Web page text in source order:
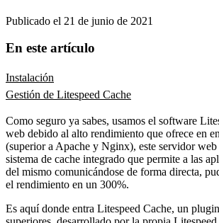
Publicado el 21 de junio de 2021
En este artículo
Instalación
Gestión de Litespeed Cache
Como seguro ya sabes, usamos el software
web debido al alto rendimiento que ofrece en
(superior a Apache y Nginx), este servidor web
sistema de cache integrado que permite a las
del mismo comunicándose de forma directa,
el rendimiento en un 300%.
Es aquí donde entra Litespeed Cache, un